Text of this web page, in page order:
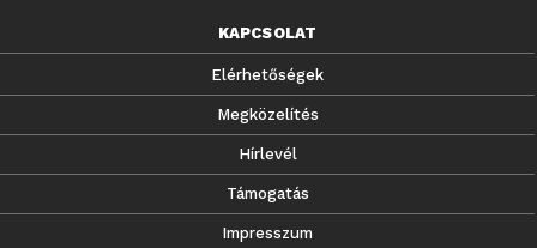
KAPCSOLAT
Elérhetőségek
Megközelítés
Hírlevél
Támogatás
Impresszum